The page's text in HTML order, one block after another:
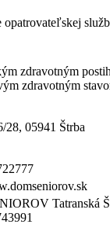
opatrovateľskej
zdravotným
zdravotným
28, 05941 Štrba
Tatranská